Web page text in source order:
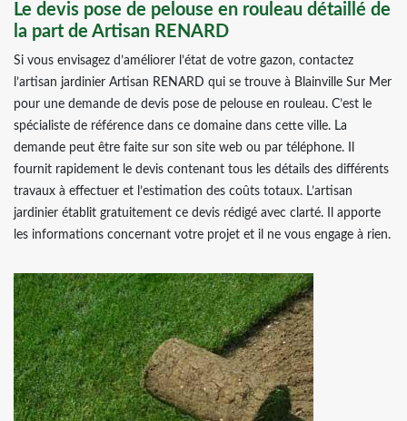
Le devis pose de pelouse en rouleau détaillé de
la part de Artisan RENARD
Si vous envisagez d’améliorer l’état de votre gazon, contactez
l’artisan jardinier Artisan RENARD qui se trouve à Blainville Sur Mer
pour une demande de devis pose de pelouse en rouleau. C’est le
spécialiste de référence dans ce domaine dans cette ville. La
demande peut être faite sur son site web ou par téléphone. Il
fournit rapidement le devis contenant tous les détails des différents
travaux à effectuer et l’estimation des coûts totaux. L’artisan
jardinier établit gratuitement ce devis rédigé avec clarté. Il apporte
les informations concernant votre projet et il ne vous engage à rien.